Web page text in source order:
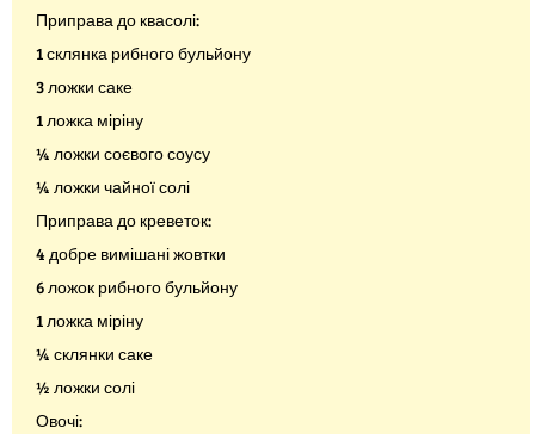
Приправа до квасолі:
1 склянка рибного бульйону
3 ложки саке
1 ложка міріну
¼ ложки соєвого соусу
¼ ложки чайної солі
Приправа до креветок:
4 добре вимішані жовтки
6 ложок рибного бульйону
1 ложка міріну
¼ склянки саке
½ ложки солі
Овочі: